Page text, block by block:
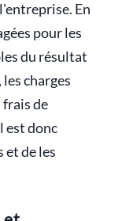
En
pour les
du résultat
charges
frais de
est donc
et de les